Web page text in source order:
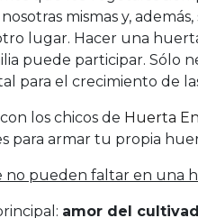
mismas y,
lugar. Hacer una
puede participar. Sólo
para el crecimiento de
los chicos de Huerta
para armar tu propia
no pueden faltar en una
amor del